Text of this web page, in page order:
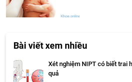
Bài viết xem nhiều
Xét nghiệm NIPT có biết trai
quả